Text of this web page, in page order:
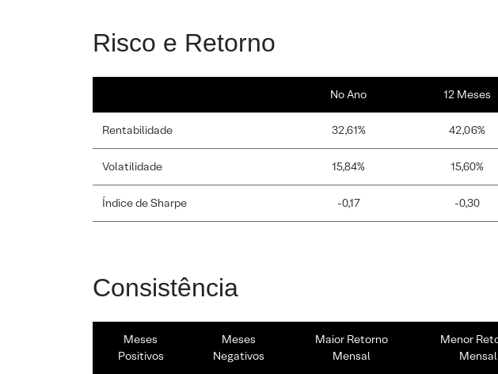
Risco e Retorno
No Ano 12 Meses
Rentabilidade 32,61% 42,06%
Volatilidade 15,84% 15,60%
Índice de Sharpe -0,17 -0,30
Consistência
Meses
Positivos
Meses
Negativos
Maior Retorno
Mensal
Menor
Mensal